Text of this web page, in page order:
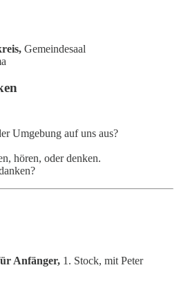
Gemeindesaal
Umgebung auf uns aus?
hören, oder denken.
Anfänger, 1. Stock, mit Peter